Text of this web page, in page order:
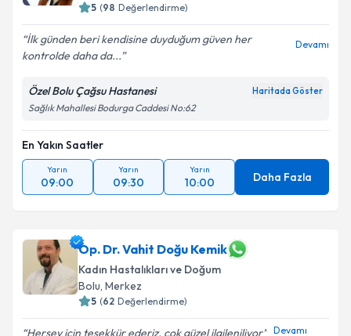
5 (98 Değerlendirme)
İlk günden beri kendisine duyduğum güven her
kontrolde daha da...
Devamı
Özel Bolu Çağsu Hastanesi Haritada Göster
Sağlık Mahallesi Bodurga Caddesi No:62
En Yakın Saatler
Yarın
09:00
Yarın
09:30
Yarın
10:00 Daha Fazla
Op. Dr. Vahit Doğu Kemik
Kadın Hastalıkları ve Doğum
Bolu, Merkez
5 (62 Değerlendirme)
Herşey için teşekkür ederiz, çok güzel ilgileniliyor Devamı